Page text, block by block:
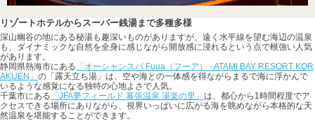
リゾートホテルからスーパー銭湯まで多種多様
深山幽谷の地にある秘湯も趣深いものがありますが、遠く水平線を望む海辺の温泉
も、ダイナミックな自然を全身に感じながら開放感に浸れるという点で根強い人気
があります。
静岡県熱海市にある 「オーシャンスパ Fuua（フーア） - ATAMI BAY RESORT KOR
AKUEN」 の「露天立ち湯」は、空や海との一体感を得ながらまるで海に浮かんで
いるような感覚になる独特の心地よさで人気。
千葉市にある 「JFA夢フィールド 幕張温泉 湯楽の里」 は、都心から1時間程度でア
クセスできる場所にありながら、視界いっぱいに広がる海を眺めながら本格的な天
然温泉を堪能することができます。